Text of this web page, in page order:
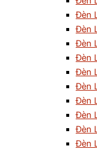
Đèn
Đèn
Đèn
Đèn
Đèn
Đèn
Đèn
Đèn
Đèn
Đèn